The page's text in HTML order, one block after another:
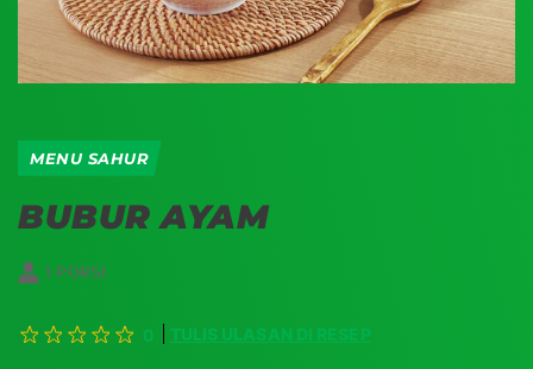
MENU SAHUR
BUBUR AYAM
1 PORSI
0 TULIS ULASAN DI RESEP